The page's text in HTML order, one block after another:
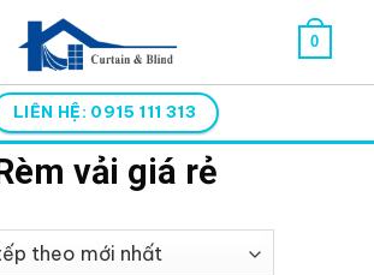
0
LIÊN HỆ: 0915 111 313
vải giá rẻ